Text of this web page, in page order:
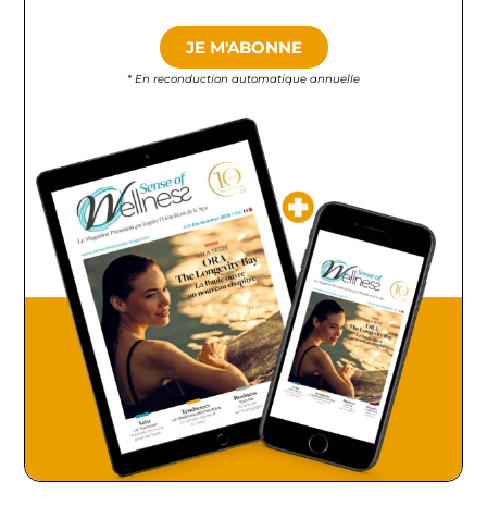
JE M'ABONNE
* En reconduction automatique annuelle